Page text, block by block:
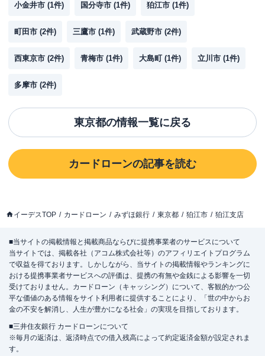
小金井市 (1件) 国分寺市 (1件) 狛江市 (1件)
町田市 (2件) 三鷹市 (1件) 武蔵野市 (2件)
西東京市 (2件) 青梅市 (1件) 大島町 (1件) 立川市 (1件)
多摩市 (2件)
東京都の情報一覧に戻る
カードローンの記事を読む
イーデスTOP カードローン みずほ銀行 東京都 狛江市 狛江支店
■当サイトの掲載情報と掲載商品ならびに提携事業者のサービスについて
当サイトでは、掲載各社（アコム株式会社等）のアフィリエイトプログラム
で収益を得ております。しかしながら、当サイトの掲載情報やランキングに
おける提携事業者サービスへの評価は、提携の有無や金銭による影響を一切
受けておりません。カードローン（キャッシング）について、客観的かつ公
平な価値のある情報をサイト利用者に提供することにより、「世の中からお
金の不安を解消し、人生が豊かになる社会」の実現を目指しております。
■三井住友銀行 カードローンについて
※毎月の返済は、返済時点での借入残高によって約定返済金額が設定されま
す。